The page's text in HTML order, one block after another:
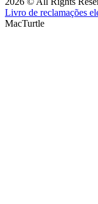
Livro de reclamações
MacTurtle